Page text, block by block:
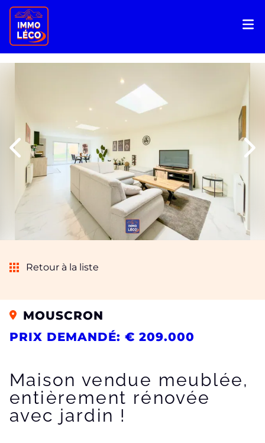
Retour à la liste
MOUSCRON
PRIX DEMANDÉ: € 209.000
Maison vendue meublée,
entièrement rénovée
avec jardin !